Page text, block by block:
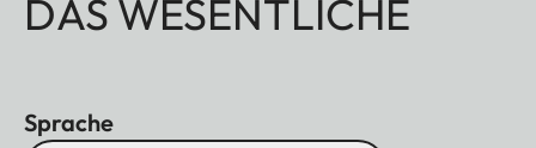
DAS WESENTLICHE
Sprache